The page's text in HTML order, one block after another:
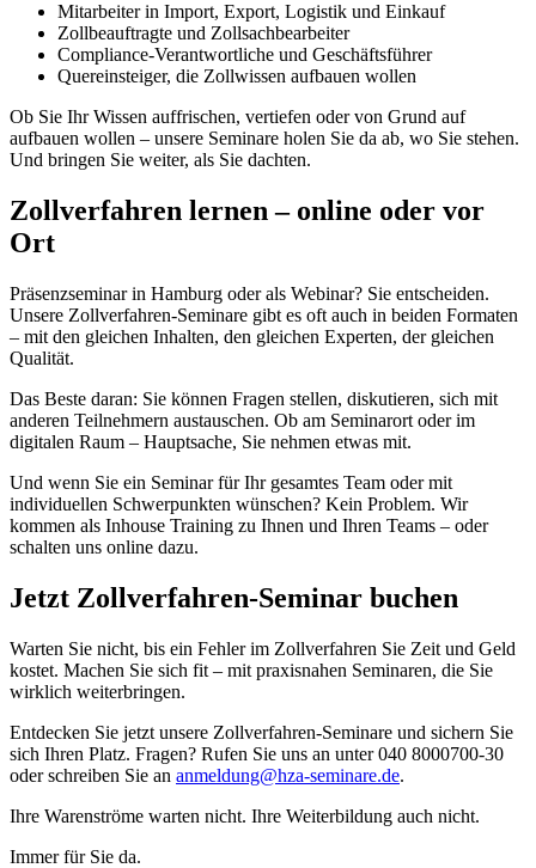
Mitarbeiter in Import, Export, Logistik und Einkauf
Zollbeauftragte und Zollsachbearbeiter
Compliance-Verantwortliche und Geschäftsführer
Quereinsteiger, die Zollwissen aufbauen wollen
Ob Sie Ihr Wissen auffrischen, vertiefen oder von Grund auf
aufbauen wollen – unsere Seminare holen Sie da ab, wo Sie stehen.
Und bringen Sie weiter, als Sie dachten.
Zollverfahren lernen – online oder vor
Ort
Präsenzseminar in Hamburg oder als Webinar? Sie entscheiden.
Unsere Zollverfahren-Seminare gibt es oft auch in beiden Formaten
– mit den gleichen Inhalten, den gleichen Experten, der gleichen
Qualität.
Das Beste daran: Sie können Fragen stellen, diskutieren, sich mit
anderen Teilnehmern austauschen. Ob am Seminarort oder im
digitalen Raum – Hauptsache, Sie nehmen etwas mit.
Und wenn Sie ein Seminar für Ihr gesamtes Team oder mit
individuellen Schwerpunkten wünschen? Kein Problem. Wir
kommen als Inhouse Training zu Ihnen und Ihren Teams – oder
schalten uns online dazu.
Jetzt Zollverfahren-Seminar buchen
Warten Sie nicht, bis ein Fehler im Zollverfahren Sie Zeit und Geld
kostet. Machen Sie sich fit – mit praxisnahen Seminaren, die Sie
wirklich weiterbringen.
Entdecken Sie jetzt unsere Zollverfahren-Seminare und sichern Sie
sich Ihren Platz. Fragen? Rufen Sie uns an unter 040 8000700-30
oder schreiben Sie an anmeldung@hza-seminare.de.
Ihre Warenströme warten nicht. Ihre Weiterbildung auch nicht.
Immer für Sie da.